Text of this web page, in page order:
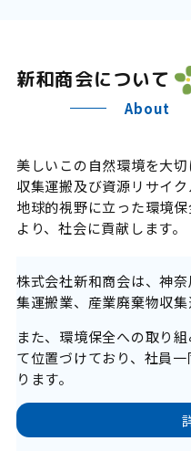
新和商会について
About
美しいこの自然環境を大
収集運搬及び資源リサイク
地球的視野に立った環境
より、社会に貢献します。
株式会社新和商会は、神
集運搬業、産業廃棄物収集
また、環境保全への取り
て位置づけており、社員
ります。